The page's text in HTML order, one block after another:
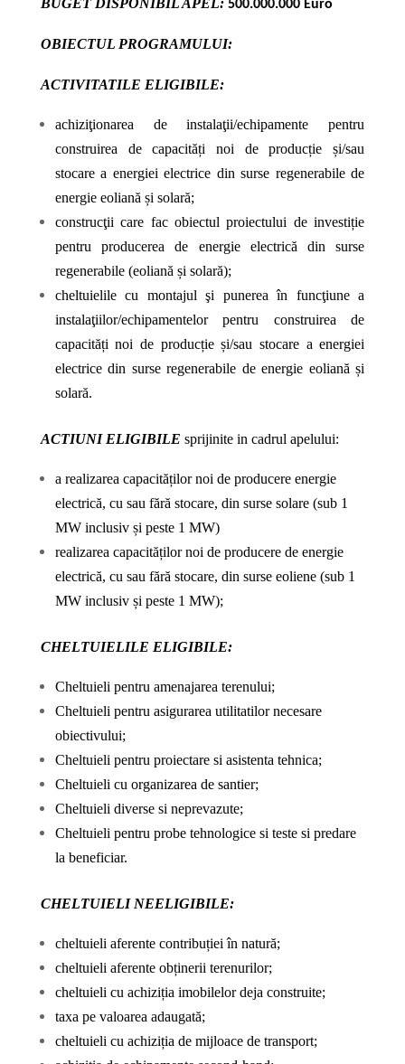
BUGET DISPONIBIL APEL:500.000.000 Euro
OBIECTUL PROGRAMULUI:
ACTIVITATILE ELIGIBILE:
achiziţionarea de instalaţii/echipamente
pentru
construirea
de capacități noi de producție
și/sau
stocare a energieielectrice din surse regenerabile de
energie eoliană și solară;
construcţii care fac obiectul proiectului de investiție
pentru
producerea de energie electrică din
surse
regenerabile (eoliană și solară);
cheltuielile cu montajul şi punerea în funcţiune a
instalaţiilor/echipamentelor pentru construirea de
capacități noi de producție și/sau stocare a energiei
electrice din surse regenerabile de energie eoliană și
solară.
ACTIUNI ELIGIBILE sprijinite in cadrul apelului:
a realizarea capacităților noi de producere energie
electrică, cu sau fără stocare, din surse solare (sub 1
MW inclusiv și peste 1 MW)
realizarea capacităților noi de producere de energie
electrică, cu sau fără stocare, din surse eoliene (sub 1
MW inclusiv și peste 1 MW);
CHELTUIELILE ELIGIBILE:
Cheltuieli pentru amenajarea terenului;
Cheltuieli pentru asigurarea utilitatilor necesare
obiectivului;
Cheltuieli pentru proiectare si asistenta tehnica;
Cheltuieli cu organizarea de santier;
Cheltuieli diverse si neprevazute;
Cheltuieli pentru probe tehnologice si teste si predare
la beneficiar.
CHELTUIELI NEELIGIBILE:
cheltuieli aferente contribuției în natură;
cheltuieli aferente obținerii terenurilor;
cheltuieli cu achiziția imobilelor deja construite;
taxa pe valoarea adaugată;
cheltuieli cu achiziția de mijloace de transport;